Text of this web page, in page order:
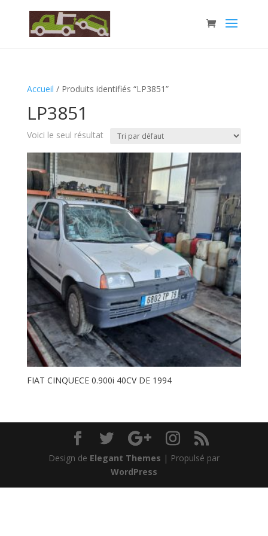
Accueil / Produits identifiés “LP3851”
LP3851
Voici le seul résultat
FIAT CINQUECE 0.900i 40CV DE 1994
Design de Elegant Themes | Propulsé par
WordPress